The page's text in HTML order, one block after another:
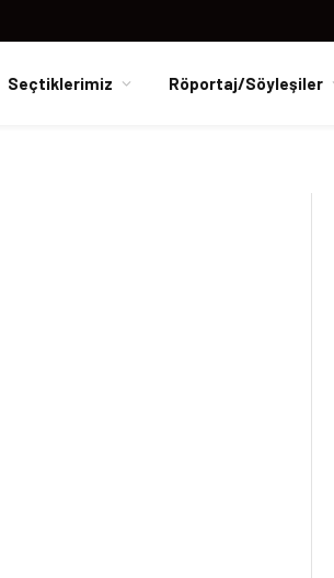
Seçtiklerimiz Röportaj/Söyleşiler